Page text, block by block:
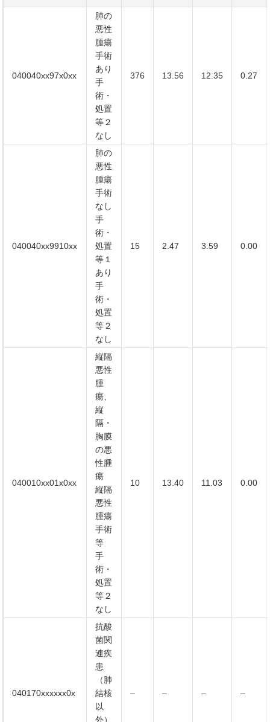
040040xx97x0xx
肺の
悪性
腫瘍
手術
あり
手
術・
処置
等２
なし
376 13.56 12.35 0.27
040040xx9910xx
肺の
悪性
腫瘍
手術
なし
手
術・
処置
等１
あり
手
術・
処置
等２
なし
15 2.47 3.59 0.00
040010xx01x0xx
縦隔
悪性
腫
瘍、
縦
隔・
胸膜
の悪
性腫
瘍
縦隔
悪性
腫瘍
手術
等
手
術・
処置
等２
なし
10 13.40 11.03 0.00
040170xxxxxx0x
抗酸
菌関
連疾
患
（肺
結核
以
外）
– – – –